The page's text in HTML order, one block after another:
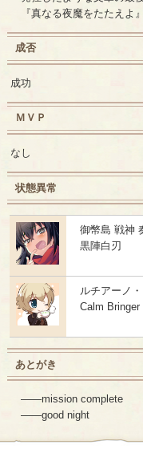
『真なる夜魔をたたえよ』
成否
成功
ＭＶＰ
なし
状態異常
御幣島 戦神
黒陣白刃
ルチアーノ
Calm Bringer
あとがき
――mission complete
――good night